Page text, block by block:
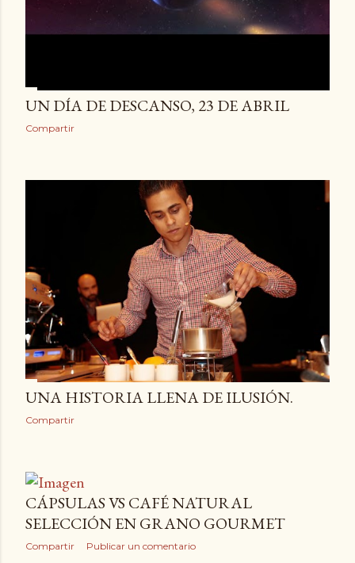
UN DÍA DE DESCANSO, 23 DE ABRIL
Compartir
UNA HISTORIA LLENA DE ILUSIÓN.
Compartir
CÁPSULAS VS CAFÉ NATURAL
SELECCIÓN EN GRANO GOURMET
Compartir Publicar un comentario